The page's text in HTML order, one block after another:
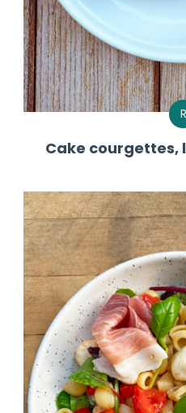
R
Cake courgettes,